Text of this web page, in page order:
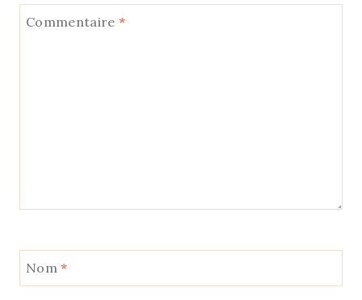
Commentaire *
Nom*